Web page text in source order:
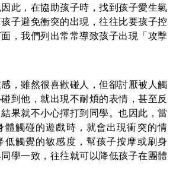
因此，在協助孩子時，找到孩子愛生氣
子避免衝突的出現，往往比要孩子控
，我們列出常常導致孩子出現「攻擊
，雖然很喜歡碰人，但卻討厭被人觸
到他，就出現不耐煩的表情，甚至反
果就不小心揮打到同學。也因此，當
體觸碰的遊戲時，就會出現衝突的情
低觸覺的敏感度，幫孩子按摩或刷身
學一致，往往就可以降低孩子在團體